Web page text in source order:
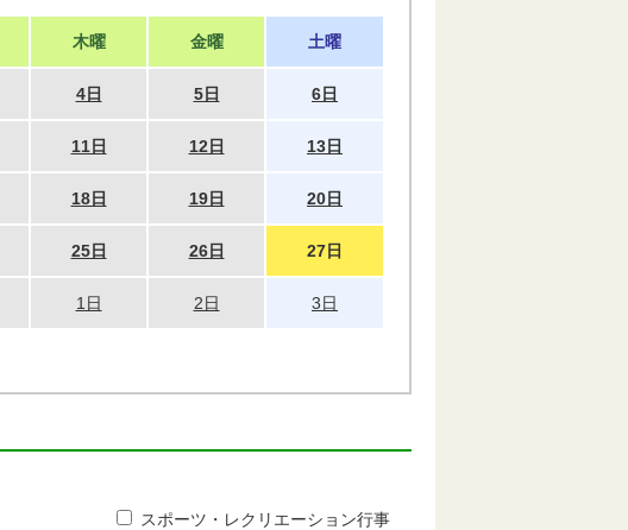
木曜 金曜 土曜
4日 5日 6日
11日 12日 13日
18日 19日 20日
25日 26日 27日
1日 2日 3日
スポーツ・レクリエーション行事